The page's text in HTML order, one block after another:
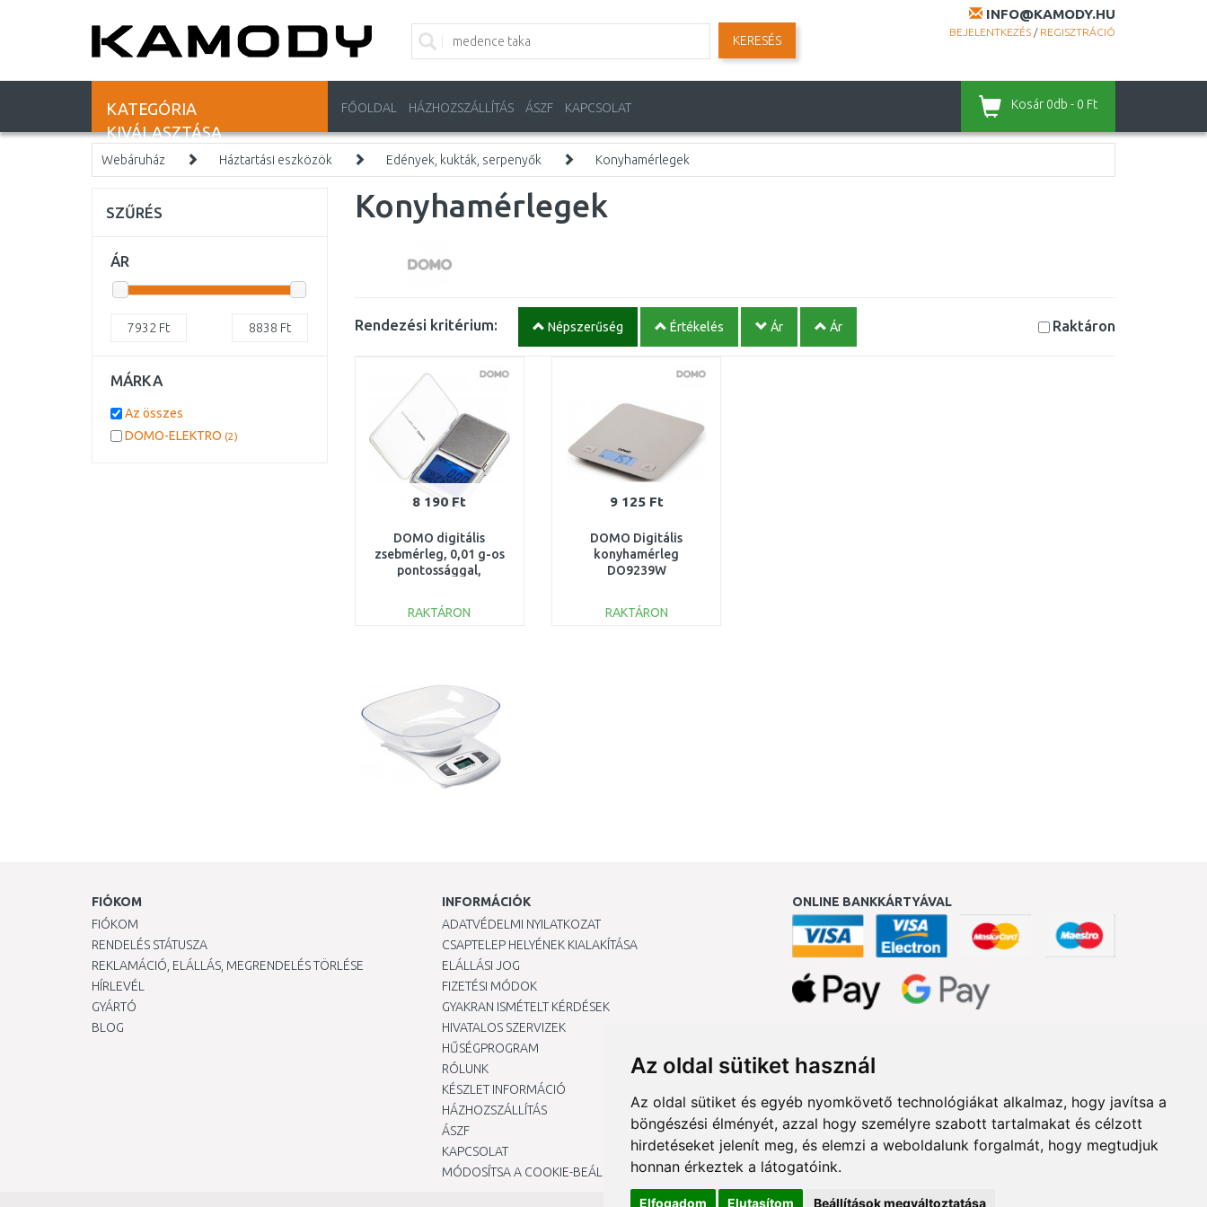
Az oldal sütiket használ
Az oldal sütiket és egyéb nyomkövető technológiákat alkalmaz, hogy javítsa a
böngészési élményét, azzal hogy személyre szabott tartalmakat és célzott
hirdetéseket jelenít meg, és elemzi a weboldalunk forgalmát, hogy megtudjuk
honnan érkeztek a látogatóink.
Elfogadom Elutasítom Beállítások megváltoztatása
INFO@KAMODY.HU
BEJELENTKEZÉS / REGISZTRÁCIÓ
KERESÉS
KATEGÓRIA
KIVÁLASZTÁSA
FŐOLDAL HÁZHOZSZÁLLÍTÁS ÁSZF KAPCSOLAT Kosár 0db - 0 Ft
Webáruház Háztartási eszközök Edények, kukták, serpenyők Konyhamérlegek
Konyhamérlegek
Rendezési kritérium: Népszerűség Értékelés Ár Ár Raktáron
8 190 Ft
DOMO digitális
zsebmérleg, 0,01 g-os
pontossággal,
RAKTÁRON
9 125 Ft
DOMO Digitális
konyhamérleg
DO9239W
RAKTÁRON
SZŰRÉS
ÁR
7932 Ft 8838 Ft
MÁRKA
Az összes
DOMO-ELEKTRO (2)
FIÓKOM
FIÓKOM
RENDELÉS STÁTUSZA
REKLAMÁCIÓ, ELÁLLÁS, MEGRENDELÉS TÖRLÉSE
HÍRLEVÉL
GYÁRTÓ
BLOG
INFORMÁCIÓK
ADATVÉDELMI NYILATKOZAT
CSAPTELEP HELYÉNEK KIALAKÍTÁSA
ELÁLLÁSI JOG
FIZETÉSI MÓDOK
GYAKRAN ISMÉTELT KÉRDÉSEK
HIVATALOS SZERVIZEK
HŰSÉGPROGRAM
RÓLUNK
KÉSZLET INFORMÁCIÓ
HÁZHOZSZÁLLÍTÁS
ÁSZF
KAPCSOLAT
MÓDOSÍTSA A COOKIE-BEÁLLÍTÁSAIMAT
ONLINE BANKKÁRTYÁVAL